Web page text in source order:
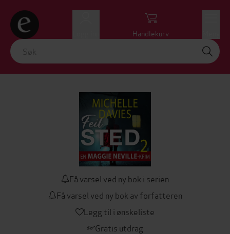
Handlekurv
Få varsel ved ny bok i serien
Få varsel ved ny bok av forfatteren
Legg til i ønskeliste
Gratis utdrag